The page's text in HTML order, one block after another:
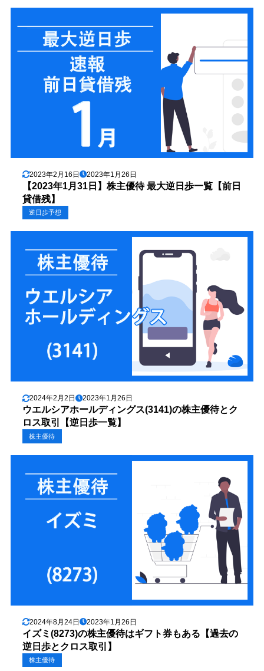
2023年2月16日 2023年1月26日
【2023年1月31日】株主優待 最大逆日歩一覧【前日
貸借残】
逆日歩予想
2024年2月2日 2023年1月26日
ウエルシアホールディングス(3141)の株主優待とク
ロス取引【逆日歩一覧】
株主優待
2024年8月24日 2023年1月26日
イズミ(8273)の株主優待はギフト券もある【過去の
逆日歩とクロス取引】
株主優待